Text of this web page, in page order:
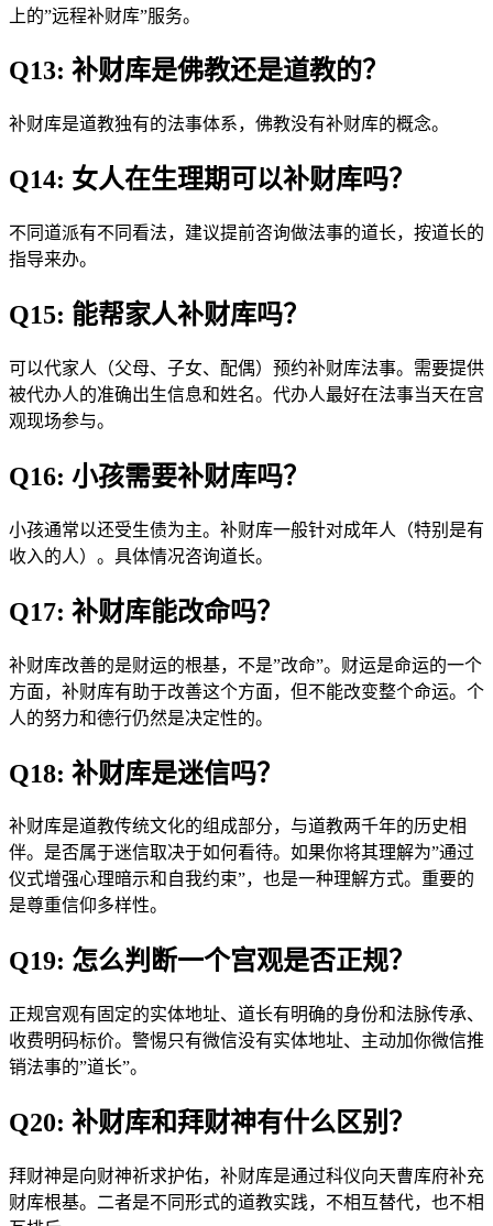
上的”远程补财库”服务。
Q13: 补财库是佛教还是道教的？
补财库是道教独有的法事体系，佛教没有补财库的概念。
Q14: 女人在生理期可以补财库吗？
不同道派有不同看法，建议提前咨询做法事的道长，按道长的
指导来办。
Q15: 能帮家人补财库吗？
可以代家人（父母、子女、配偶）预约补财库法事。需要提供
被代办人的准确出生信息和姓名。代办人最好在法事当天在宫
观现场参与。
Q16: 小孩需要补财库吗？
小孩通常以还受生债为主。补财库一般针对成年人（特别是有
收入的人）。具体情况咨询道长。
Q17: 补财库能改命吗？
补财库改善的是财运的根基，不是”改命”。财运是命运的一个
方面，补财库有助于改善这个方面，但不能改变整个命运。个
人的努力和德行仍然是决定性的。
Q18: 补财库是迷信吗？
补财库是道教传统文化的组成部分，与道教两千年的历史相
伴。是否属于迷信取决于如何看待。如果你将其理解为”通过
仪式增强心理暗示和自我约束”，也是一种理解方式。重要的
是尊重信仰多样性。
Q19: 怎么判断一个宫观是否正规？
正规宫观有固定的实体地址、道长有明确的身份和法脉传承、
收费明码标价。警惕只有微信没有实体地址、主动加你微信推
销法事的”道长”。
Q20: 补财库和拜财神有什么区别？
拜财神是向财神祈求护佑，补财库是通过科仪向天曹库府补充
财库根基。二者是不同形式的道教实践，不相互替代，也不相